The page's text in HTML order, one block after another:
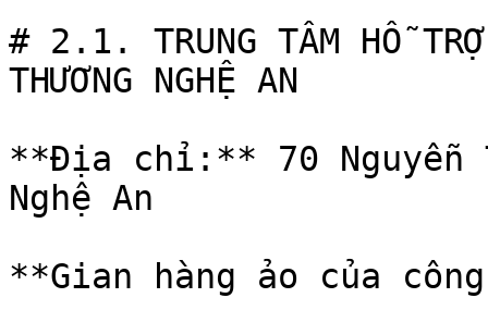
# 2.1. TRUNG TÂM HỖ
THƯƠNG NGHỆ AN
**Địa chỉ:** 70 Nguyễn
Nghệ An
**Gian hàng ảo của